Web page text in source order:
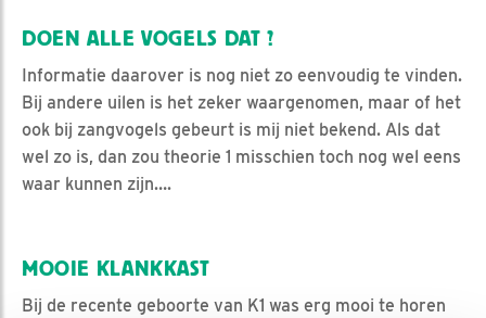
DOEN ALLE VOGELS DAT ?
Informatie daarover is nog niet zo eenvoudig te vinden.
Bij andere uilen is het zeker waargenomen, maar of het
ook bij zangvogels gebeurt is mij niet bekend. Als dat
wel zo is, dan zou theorie 1 misschien toch nog wel eens
waar kunnen zijn….
MOOIE KLANKKAST
Bij de recente geboorte van K1 was erg mooi te horen